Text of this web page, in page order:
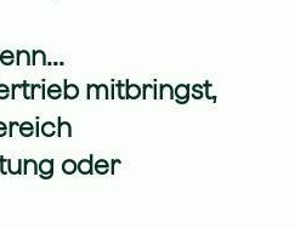
mitbringst,
oder